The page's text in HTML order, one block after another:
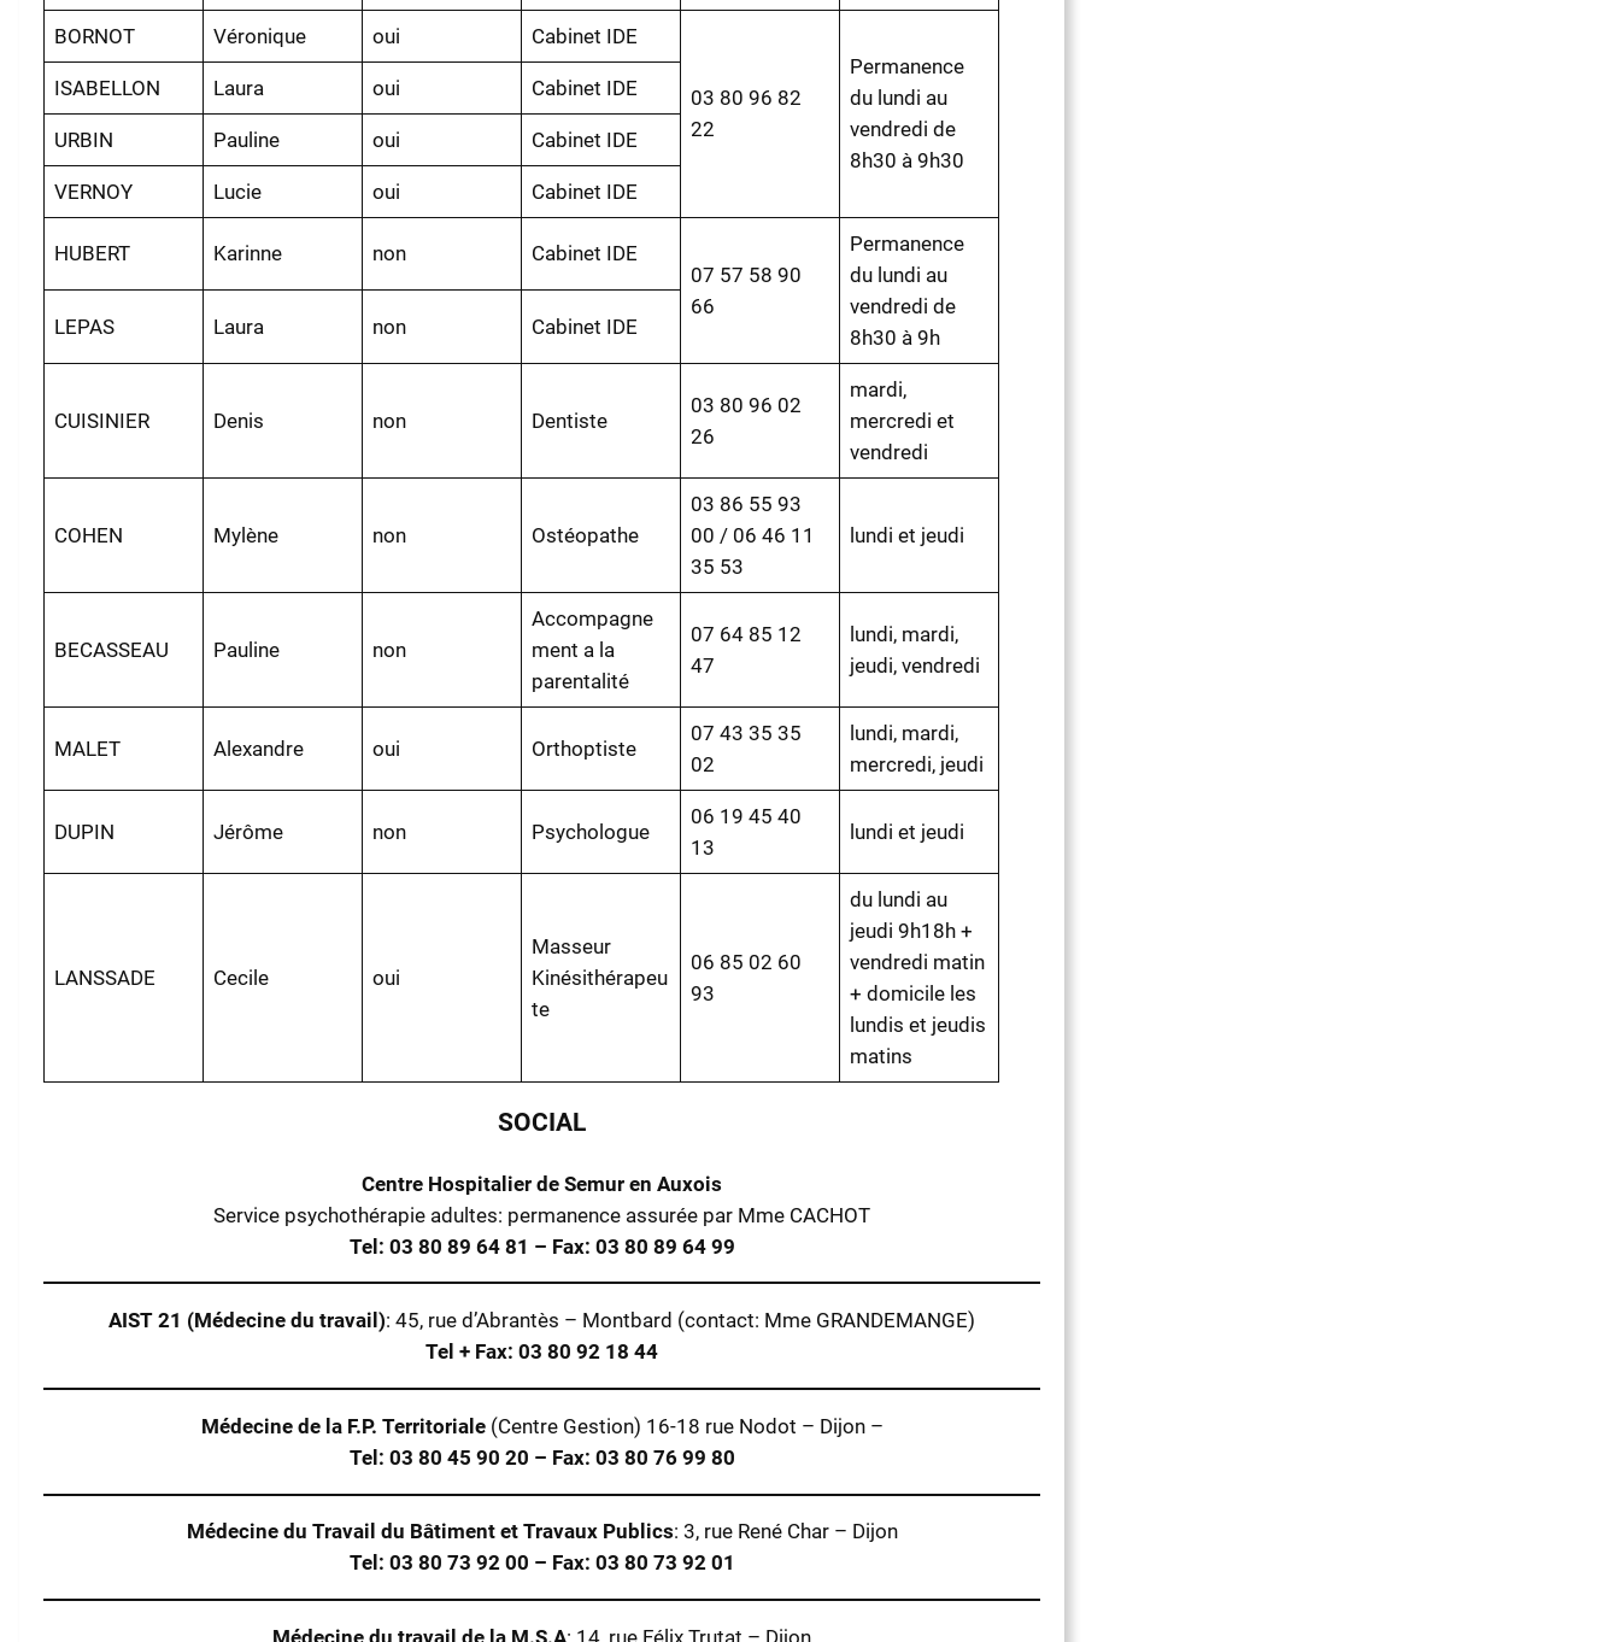
BORNOT Véronique oui Cabinet IDE
03 80 96 82
22
Permanence
du lundi au
vendredi de
8h30 à 9h30
ISABELLON Laura oui Cabinet IDE
URBIN Pauline oui Cabinet IDE
VERNOY Lucie oui Cabinet IDE
HUBERT Karinne non
Cabinet IDE
07 57 58 90
66
Permanence
du lundi au
vendredi de
8h30 à 9h
LEPAS Laura non Cabinet IDE
CUISINIER Denis non Dentiste
03 80 96 02
26
mardi,
mercredi et
vendredi
COHEN Mylène non Ostéopathe
03 86 55 93
00 / 06 46 11
35 53
lundi et jeudi
BECASSEAU Pauline non
Accompagne
ment a la
parentalité
07 64 85 12
47
lundi, mardi,
jeudi, vendredi
MALET Alexandre oui Orthoptiste
07 43 35 35
02
lundi, mardi,
mercredi, jeudi
DUPIN Jérôme non Psychologue
06 19 45 40
13
lundi et jeudi
LANSSADE Cecile oui
Masseur
Kinésithérapeu
te
06 85 02 60
93
du lundi au
jeudi 9h18h +
vendredi matin
+ domicile les
lundis et jeudis
matins
SOCIAL
Centre Hospitalier de Semur en Auxois
Service psychothérapie adultes: permanence assurée par Mme CACHOT
Tel: 03 80 89 64 81 – Fax: 03 80 89 64 99
AIST 21 (Médecine du travail): 45, rue d’Abrantès – Montbard (contact: Mme GRANDEMANGE)
Tel + Fax: 03 80 92 18 44
Médecine de la F.P. Territoriale(Centre Gestion) 16-18 rue Nodot – Dijon –
Tel: 03 80 45 90 20 – Fax: 03 80 76 99 80
Médecine du Travail du Bâtiment et Travaux Publics: 3, rue René Char – Dijon
Tel: 03 80 73 92 00 – Fax: 03 80 73 92 01